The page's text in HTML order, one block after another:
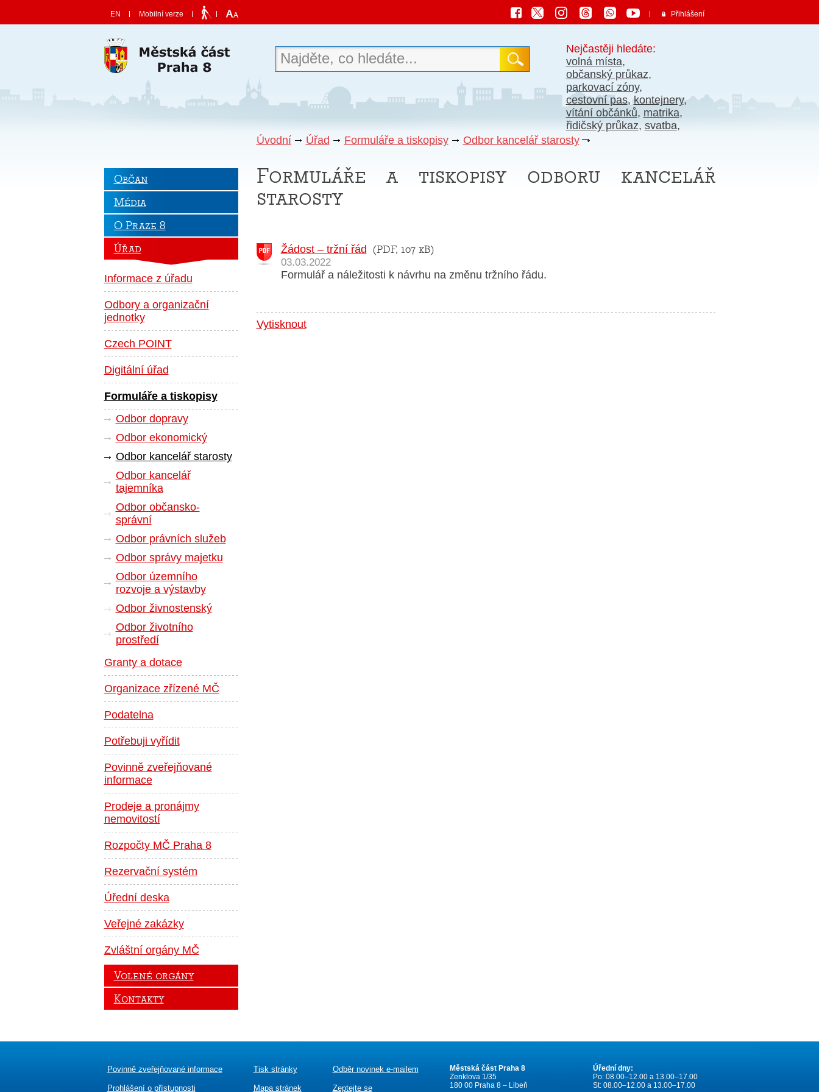
EN Mobilní verze Přihlášení
Nejčastěji hledáte:
volná místa,
občanský průkaz,
parkovací zóny,
cestovní pas,kontejnery,
vítání občánků, matrika,
řidičský průkaz, svatba,
Úvodní Úřad Formuláře a tiskopisy Odbor kancelář starosty
Občan
Média
O Praze 8
Úřad
Informace z úřadu
Odbory a organizační
jednotky
Czech POINT
Digitální úřad
Formuláře a tiskopisy
Odbor dopravy
Odbor ekonomický
Odbor kancelář starosty
Odbor kancelář
tajemníka
Odbor občansko-
správní
Odbor právních služeb
Odbor správy majetku
Odbor územního
rozvoje a výstavby
Odbor živnostenský
Odbor životního
prostředí
Granty a dotace
Organizace zřízené MČ
Podatelna
Potřebuji vyřídit
Povinně zveřejňované
informace
Prodeje a pronájmy
nemovitostí
Rozpočty MČ Praha 8
Rezervační systém
Úřední deska
Veřejné zakázky
Zvláštní orgány MČ
Volené orgány
Kontakty
Formuláře a tiskopisy odboru kancelář
starosty
Žádost – tržní řád (PDF, 107 kB)
03.03.2022
Formulář a náležitosti k návrhu na změnu tržního řádu.
Vytisknout
Povinně zveřejňované informace
Prohlášení o přístupnosti
Tisk stránky
Mapa stránek
Odběr novinek e-mailem
Zeptejte se
Městská část Praha 8
Zenklova 1/35
180 00 Praha 8 – Libeň
Úřední dny:
Po: 08.00–12.00 a 13.00–17.00
St: 08.00–12.00 a 13.00–17.00